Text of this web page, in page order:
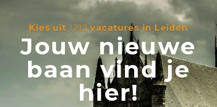
Kies uit 1212vacatures in Leiden
Jouw nieuwe
baan vind je
hier!